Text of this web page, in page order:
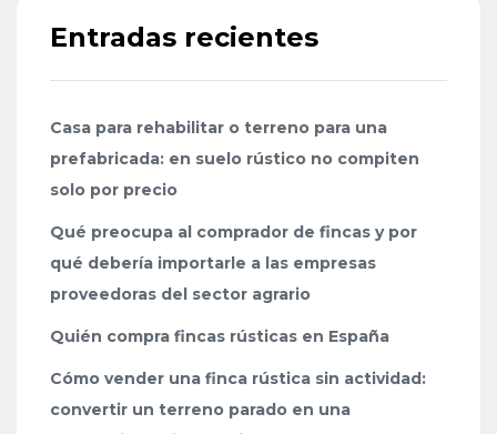
Entradas recientes
Casa para rehabilitar o terreno para una
prefabricada: en suelo rústico no compiten
solo por precio
Qué preocupa al comprador de fincas y por
qué debería importarle a las empresas
proveedoras del sector agrario
Quién compra fincas rústicas en España
Cómo vender una finca rústica sin actividad:
convertir un terreno parado en una